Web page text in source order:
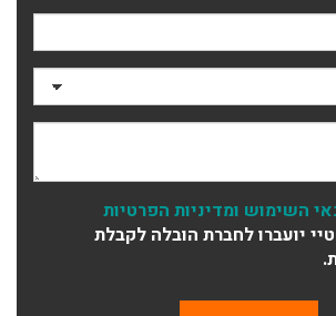
השימוש ומדיניות הפרטיות
יועברו לחברת הובלה לקבלת